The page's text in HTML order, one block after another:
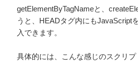
getElementByTagNameと、
うと、HEADタグ内にもJavaScript
入できます。
具体的には、こんな感じのスクリプ